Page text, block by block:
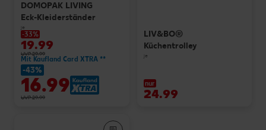
DOMOPAK LIVING
Eck-Kleiderständer
je
-33%
19.99
UVP 29.99
Mit Kaufland Card XTRA **
-43%
16.99
UVP 29.99
LIV&BO®
Küchentrolley
je
nur
24.99